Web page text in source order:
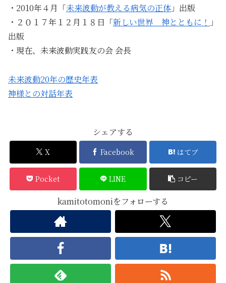
・2010年４月「未来波動が教える病気の正体 」出版
・２０１７年１２月１８日「新しい世界 神とともに！ 」
出版
・現在、未来波動実践友の会 会長
未来波動20年の歴史年表
神様との対話年表
シェアする
X Facebook はてブ
Pocket LINE コピー
kamitotomoniをフォローする